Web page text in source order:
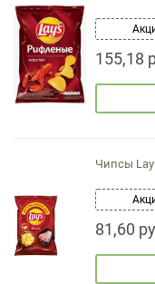
155,18
Чипсы
81,60